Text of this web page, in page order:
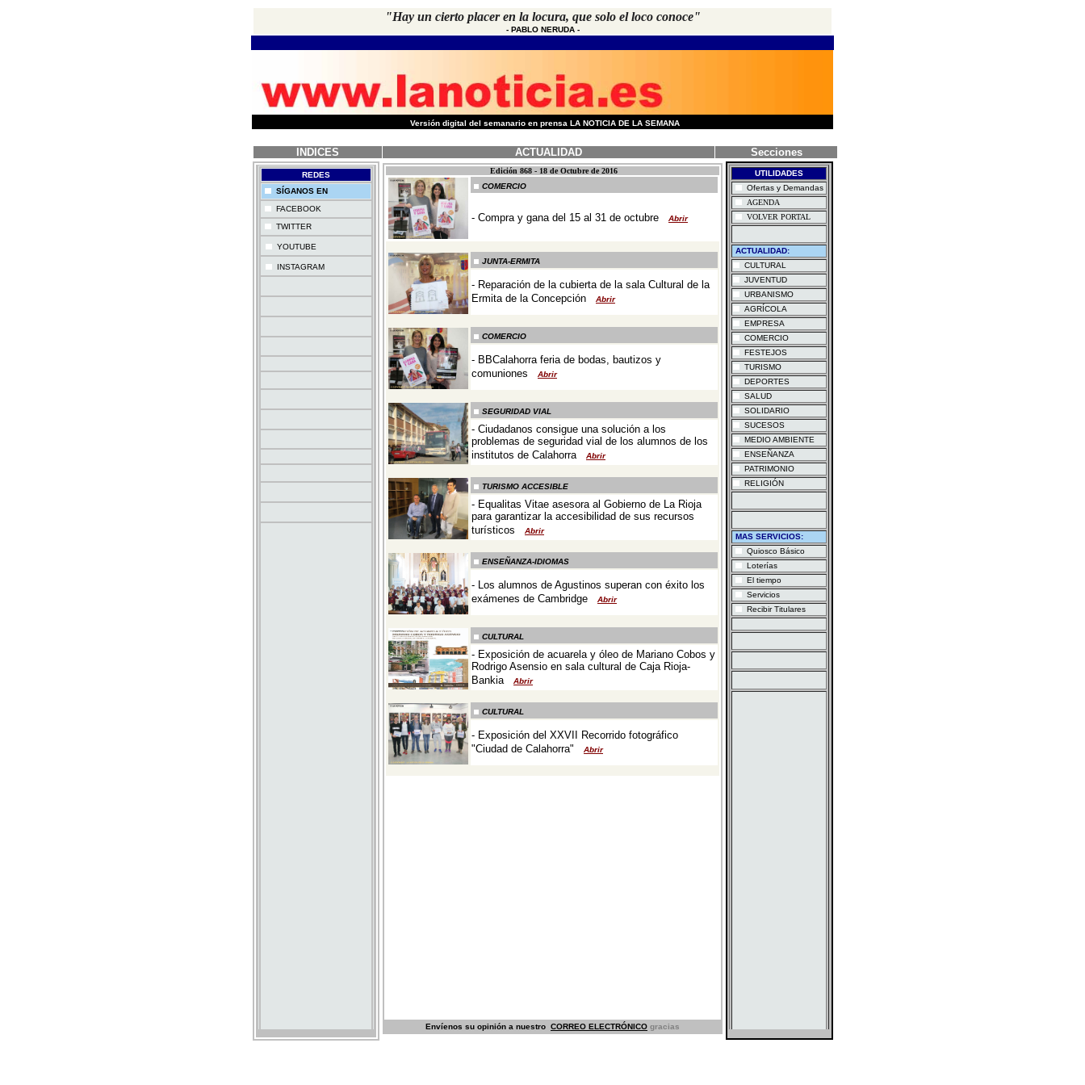
"Hay un cierto placer en la locura, que solo el loco conoce"
- PABLO NERUDA-
Versión digital del semanario en prensa LA NOTICIA DE LA SEMANA
INDICES ACTUALIDAD Secciones
Envíenos su opinión a nuestro CORREO ELECTRÓNICO gracias